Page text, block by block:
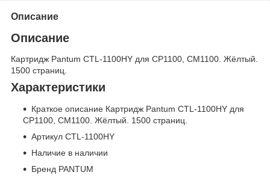
Описание
Описание
Картридж Pantum CTL-1100HY для CP1100, CM1100. Жёлтый.
1500 страниц.
Характеристики
Краткое описание Картридж Pantum CTL-1100HY для
CP1100, CM1100. Жёлтый. 1500 страниц.
Артикул CTL-1100HY
Наличие в наличии
Бренд PANTUM